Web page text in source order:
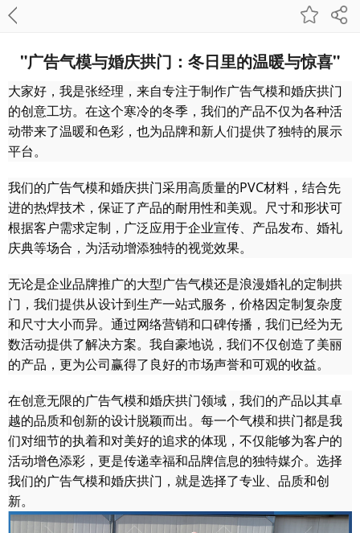
"广告气模与婚庆拱门：冬日里的温暖与惊喜"
大家好，我是张经理，来自专注于制作广告气模和婚庆拱门
的创意工坊。在这个寒冷的冬季，我们的产品不仅为各种活
动带来了温暖和色彩，也为品牌和新人们提供了独特的展示
平台。
我们的广告气模和婚庆拱门采用高质量的PVC材料，结合先
进的热焊技术，保证了产品的耐用性和美观。尺寸和形状可
根据客户需求定制，广泛应用于企业宣传、产品发布、婚礼
庆典等场合，为活动增添独特的视觉效果。
无论是企业品牌推广的大型广告气模还是浪漫婚礼的定制拱
门，我们提供从设计到生产一站式服务，价格因定制复杂度
和尺寸大小而异。通过网络营销和口碑传播，我们已经为无
数活动提供了解决方案。我自豪地说，我们不仅创造了美丽
的产品，更为公司赢得了良好的市场声誉和可观的收益。
在创意无限的广告气模和婚庆拱门领域，我们的产品以其卓
越的品质和创新的设计脱颖而出。每一个气模和拱门都是我
们对细节的执着和对美好的追求的体现，不仅能够为客户的
活动增色添彩，更是传递幸福和品牌信息的独特媒介。选择
我们的广告气模和婚庆拱门，就是选择了专业、品质和创
新。